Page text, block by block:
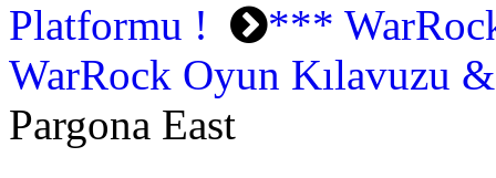
Platformu !
***
WarRock Oyun Kılavuzu
Pargona East